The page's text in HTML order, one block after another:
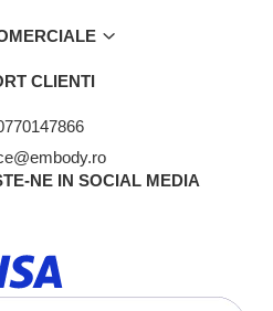
CLIENTI
NE IN SOCIAL MEDIA